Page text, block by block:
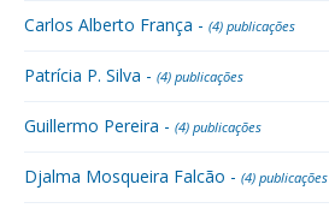
Carlos Alberto França - (4) publicações
Patrícia P. Silva - (4) publicações
Guillermo Pereira - (4) publicações
Djalma Mosqueira Falcão - (4) publicações